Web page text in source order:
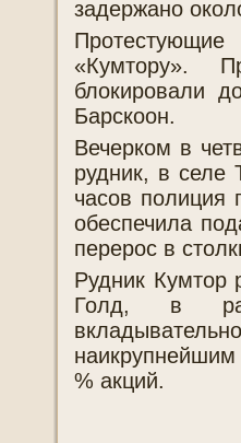
задержано
«Кумтору».
блокировали
Барскоон.
Вечерком в
рудник, в селе
часов полиция
обеспечила
перерос в
Рудник Кумтор
Голд, в
% акций.